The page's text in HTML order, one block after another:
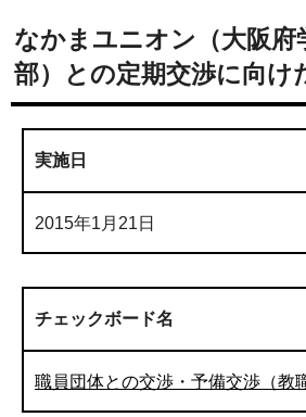
なかまユニオン（大阪府
部）との定期交渉に向け
実施日
2015年1月21日
チェックボード名
職員団体との交渉・予備交渉（教